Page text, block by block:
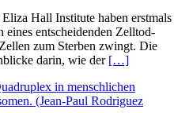
Hall Institute haben erstmals
eines entscheidenden Zelltod-
zum Sterben zwingt. Die
darin, wie der […]